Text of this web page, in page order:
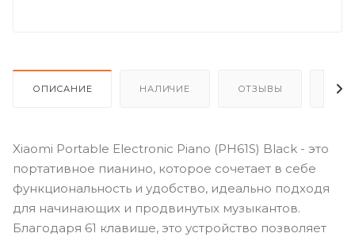
ОПИСАНИЕ НАЛИЧИЕ ОТЗЫВЫ
Xiaomi Portable Electronic Piano (PH61S) Black - это
портативное пианино, которое сочетает в себе
функциональность и удобство, идеально подходя
для начинающих и продвинутых музыкантов.
Благодаря 61 клавише, это устройство позволяет